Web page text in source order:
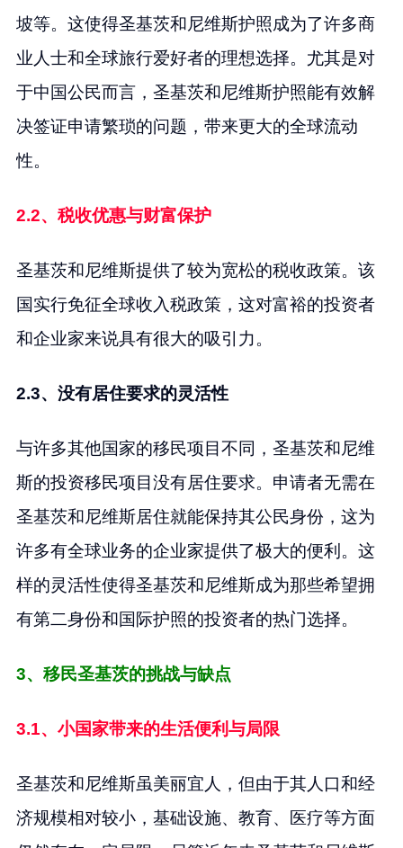
坡等。这使得圣基茨和尼维斯护照成为了许多商
业人士和全球旅行爱好者的理想选择。尤其是对
于中国公民而言，圣基茨和尼维斯护照能有效解
决签证申请繁琐的问题，带来更大的全球流动
性。
2.2、税收优惠与财富保护
圣基茨和尼维斯提供了较为宽松的税收政策。该
国实行免征全球收入税政策，这对富裕的投资者
和企业家来说具有很大的吸引力。
2.3、没有居住要求的灵活性
与许多其他国家的移民项目不同，圣基茨和尼维
斯的投资移民项目没有居住要求。申请者无需在
圣基茨和尼维斯居住就能保持其公民身份，这为
许多有全球业务的企业家提供了极大的便利。这
样的灵活性使得圣基茨和尼维斯成为那些希望拥
有第二身份和国际护照的投资者的热门选择。
3、移民圣基茨的挑战与缺点
3.1、小国家带来的生活便利与局限
圣基茨和尼维斯虽美丽宜人，但由于其人口和经
济规模相对较小，基础设施、教育、医疗等方面